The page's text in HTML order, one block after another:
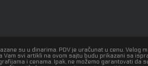
su u dinarima. PDV je uračunat u cenu. Velog
Vam svi artikli na ovom sajtu budu prikazani sa
i cenama. Ipak, ne možemo garantovati da